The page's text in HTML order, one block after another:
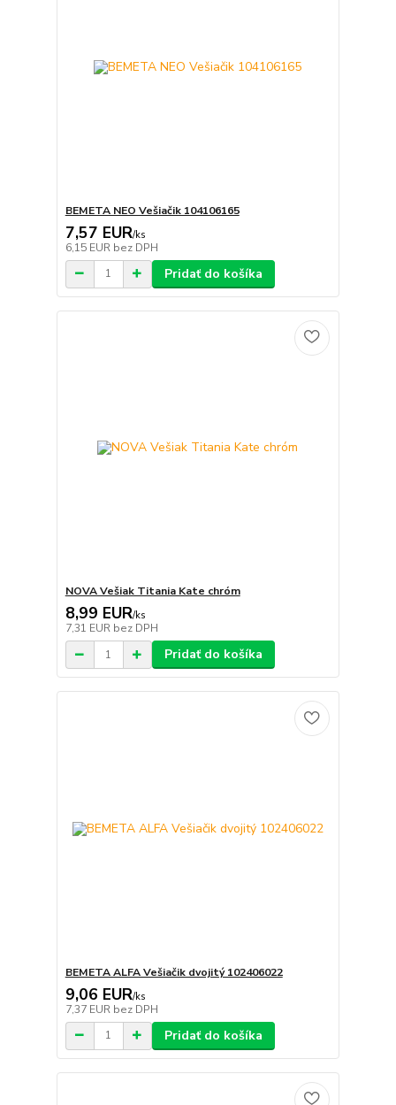
BEMETA NEO Vešiačik 104106165
7,57 EUR/ks
6,15 EUR bez DPH
Pridať do košíka
NOVA Vešiak Titania Kate chróm
8,99 EUR/ks
7,31 EUR bez DPH
Pridať do košíka
BEMETA ALFA Vešiačik dvojitý 102406022
9,06 EUR/ks
7,37 EUR bez DPH
Pridať do košíka